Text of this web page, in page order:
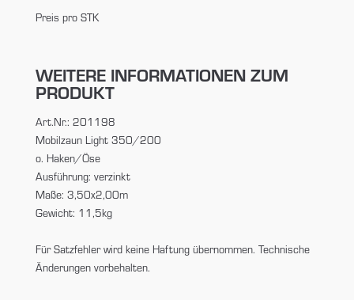
Preis pro STK
WEITERE INFORMATIONEN ZUM
PRODUKT
Art.Nr.: 201198
Mobilzaun Light 350/200
o. Haken/Öse
Ausführung: verzinkt
Maße: 3,50x2,00m
Gewicht: 11,5kg
Für Satzfehler wird keine Haftung übernommen. Technische
Änderungen vorbehalten.